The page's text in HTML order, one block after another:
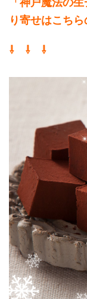
り寄せはこち
⇩ ⇩ ⇩